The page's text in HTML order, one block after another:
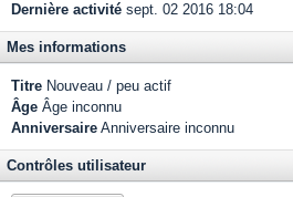
Dernière activité sept. 02 2016 18:04
Mes informations
Titre Nouveau / peu actif
Âge Âge inconnu
Anniversaire Anniversaire inconnu
Contrôles utilisateur